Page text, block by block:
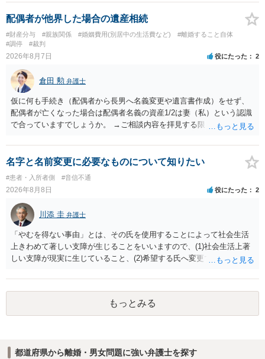
来なかった事情の変更により双方協議の上増減出来る」と「通知義務
に勤務先」が含まれているので、私に収入が入った事は相手に通知が
行く事になり、上記のような文言が無くても養育費の見直しは適宜出
来るかと思うのですが違うのでしょうか？との点はそのとおりかと思
います。養育費は事情の変更があった場合に変更するので毎年見直す
配偶者が他界した場合の遺産相続
#財産分与 #親族関係 #婚姻費用(別居中の生活費など)
#離婚すること自体
#調停
#裁判
2026年8月7日 役にたった 2
倉田 勲 弁護士
仮に何も手続き（配偶者から長男へ名義変更や遺言書作成）をせず、
配偶者が亡くなった場合は配偶者名義の資産1/2は妻（私）という認識
で合っていますでしょうか。 →ご相談内容を拝見する限りでは、その
完全に所有する場合は、他の相続人に対して自宅の評価額の１/２の代
償金の支払いが必要になります。
名字と名前変更に必要なものについて知りたい
#患者・入所者側 #音信不通
2026年8月8日 役にたった 2
川添 圭 弁護士
「やむを得ない事由」とは、その氏を使用することによって社会生活
上きわめて著しい支障が生じることをいいますので、(1)社会生活上著
しい支障が現実に生じていること、(2)希望する氏へ変更できればその
できるかどうかがポイントです。 記録中に現れた一切の事情が判断対
象ですので、上記(1)と(2)を説明できる資料は全て（ただし理路整然
に）提出することが必要になります。「フラッシュバック」とのこと
なので、例えば、医学上確立されているPTSDの診断基準に合致した説
護士へ依頼しても苦労することが強く予想されるところです。、もし
もっとみる
都道府県から離婚・男女問題に強い弁護士を探す